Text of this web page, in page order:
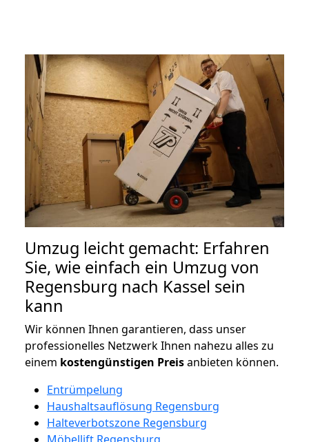
Umzug leicht gemacht: Erfahren
Sie, wie einfach ein Umzug von
Regensburg nach Kassel sein
kann
Wir können Ihnen garantieren, dass unser
professionelles Netzwerk Ihnen nahezu alles zu
einem kostengünstigen Preisanbieten können.
Entrümpelung
Haushaltsauflösung Regensburg
Halteverbotszone Regensburg